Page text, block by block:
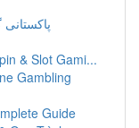
& Slot Gami...
Gambling
Guide